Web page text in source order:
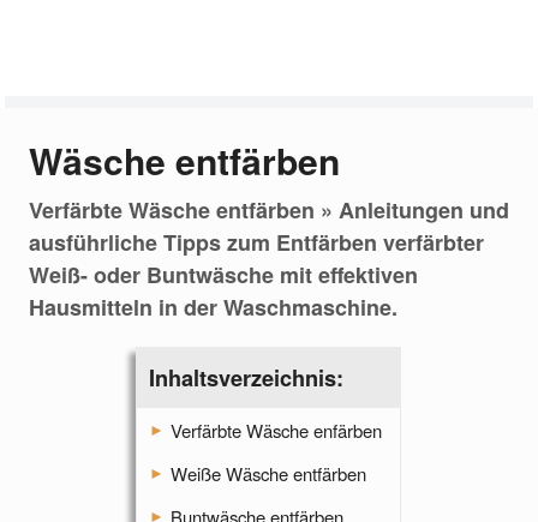
Wäsche entfärben
Verfärbte Wäsche entfärben » Anleitungen und
ausführliche Tipps zum Entfärben verfärbter
Weiß- oder Buntwäsche mit effektiven
Hausmitteln in der Waschmaschine.
Inhaltsverzeichnis:
Verfärbte Wäsche enfärben
Weiße Wäsche entfärben